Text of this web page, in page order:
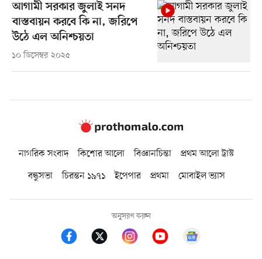
আগামী সরকার জুলাই সনদ
বাস্তবায়ন করবে কি না, জরিপে
উঠে এল অনিশ্চয়তা
১০ ডিসেম্বর ২০২৫
নাগরিক সংবাদ কিশোর আলো বিজ্ঞানচিন্তা
প্রথম আলো ট্রাস্ট
বন্ধুসভা
চিরন্তন ১৯৭১ ইপেপার প্রথমা মোবাইল ভ্যাস
অনুসরণ করুন